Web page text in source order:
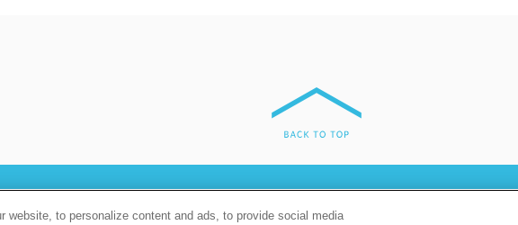
website, to personalize content and ads, to provide social media